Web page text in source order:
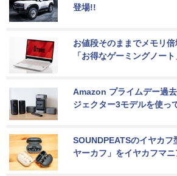
登場!!
お値段そのままでメモリ
「お得なゲーミングノート
Amazon プライムデー過
ジェクター3モデルを使っ
SOUNDPEATSのイヤカフ
ヤーカフ」をイヤカフマ